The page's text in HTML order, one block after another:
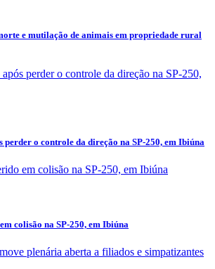
e mutilação de animais em propriedade rural
o controle da direção na SP-250, em Ibiúna
colisão na SP-250, em Ibiúna